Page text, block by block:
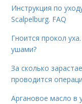
Инструкция по
Scalpelburg. FAQ
Гноится прокол
ушами?
За сколько
проводится
Аргановое масло в